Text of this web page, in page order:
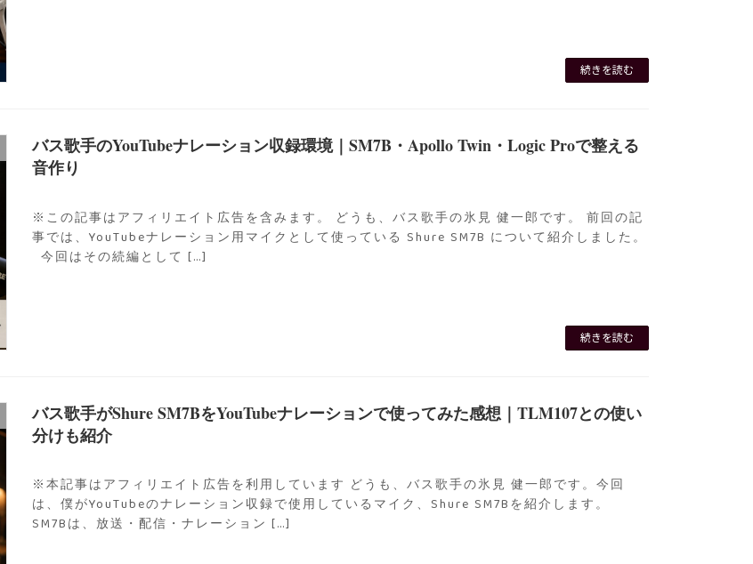
続きを読む
バス歌手のYouTubeナレーション収録環境｜SM7B・Apollo Twin・Logic Proで整える
音作り
※この記事はアフィリエイト広告を含みます。 どうも、バス歌手の氷見 健一郎です。 前回の記
事では、YouTubeナレーション用マイクとして使っている Shure SM7B について紹介しました。
今回はその続編として […]
続きを読む
バス歌手がShure SM7BをYouTubeナレーションで使ってみた感想｜TLM107との使い
分けも紹介
※本記事はアフィリエイト広告を利用しています どうも、バス歌手の氷見 健一郎です。今回
は、僕がYouTubeのナレーション収録で使用しているマイク、Shure SM7Bを紹介します。
SM7Bは、放送・配信・ナレーション […]